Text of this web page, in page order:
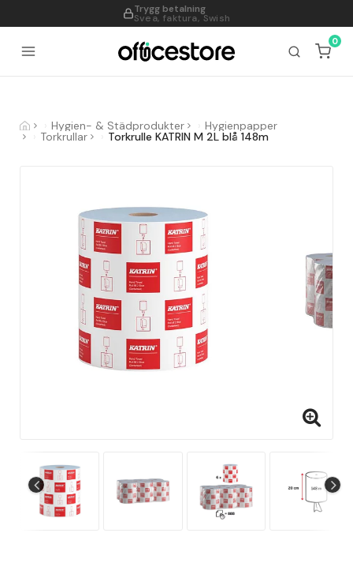
Trygg betalning
Svea, faktura, Swish
995
0
Hygien- & Städprodukter Hygienpapper
Torkrullar Torkrulle KATRIN M 2L blå 148m